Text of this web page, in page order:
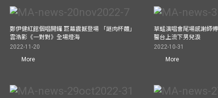
鄭伊健紅館個唱開鑼 巨幕震撼登場 「謎肉杯麵」
雲浩影《一對對》全場燈海
2022-11-20
More
草蜢演唱會尾場感謝師
醫台上流下男兒淚
2022-10-31
More